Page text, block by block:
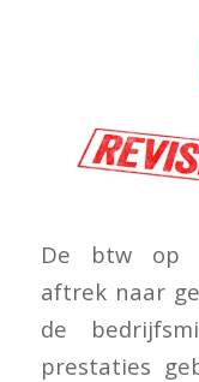
De btw op
aftrek naar
de
prestaties